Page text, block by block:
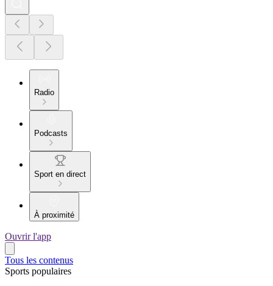
Radio
Podcasts
Sport en direct
À proximité
Ouvrir l'app
Tous les contenus
Sports populaires